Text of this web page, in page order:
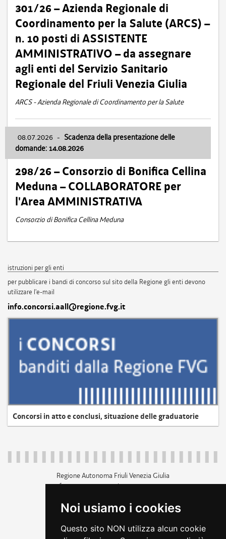
Noi usiamo i cookies
Questo sito NON utilizza alcun cookie
301/26 – Azienda Regionale di
Coordinamento per la Salute (ARCS) –
n. 10 posti di ASSISTENTE
AMMINISTRATIVO – da assegnare
agli enti del Servizio Sanitario
Regionale del Friuli Venezia Giulia
ARCS - Azienda Regionale di Coordinamento per la Salute
08.07.2026 - Scadenza della presentazione delle
domande: 14.08.2026
298/26 – Consorzio di Bonifica Cellina
Meduna – COLLABORATORE per
l'Area AMMINISTRATIVA
Consorzio di Bonifica Cellina Meduna
istruzioni per gli enti
per pubblicare i bandi di concorso sul sito della Regione gli enti devono
utilizzare l'e-mail
info.concorsi.aall@regione.fvg.it
Concorsi in atto e conclusi, situazione delle graduatorie
Regione Autonoma Friuli Venezia Giulia
c.f. 80014930327; p.iva 00526040324
+39 040 3771111